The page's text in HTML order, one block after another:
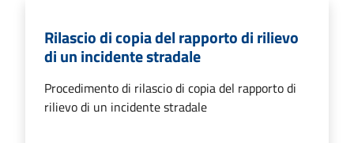
Rilascio di copia del rapporto di rilievo
di un incidente stradale
Procedimento di rilascio di copia del rapporto di
rilievo di un incidente stradale